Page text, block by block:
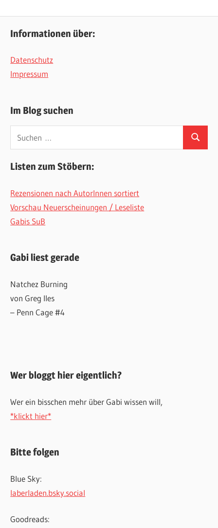
Informationen über:
Datenschutz
Impressum
Im Blog suchen
Suchen
Listen zum Stöbern:
Rezensionen nach AutorInnen sortiert
Vorschau Neuerscheinungen / Leseliste
Gabis SuB
Gabi liest gerade
Natchez Burning
von Greg Iles
– Penn Cage #4
Wer bloggt hier eigentlich?
Wer ein bisschen mehr über Gabi wissen will,
*klickt hier*
Bitte folgen
Blue Sky:
laberladen.bsky.social
Goodreads: